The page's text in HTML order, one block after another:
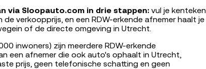
via Sloopauto.com in drie stappen: vul je kenteken
verkoopprijs, en een RDW-erkende afnemer haalt je
of de directe omgeving in Utrecht.
inwoners) zijn meerdere RDW-erkende
een afnemer die ook auto's ophaalt in Utrecht,
prijs, geen telefonische schatting en geen